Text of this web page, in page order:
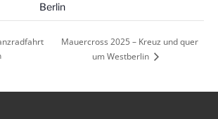
Berlin
Mauercross 2025 – Kreuz und quer
um Westberlin